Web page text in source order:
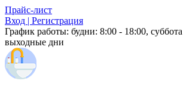
Прайс-лист
Вход | Регистрация
График работы: будни: 8:00 - 18:00,
выходные дни